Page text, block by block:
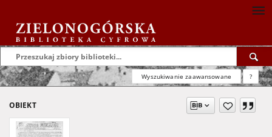
Wyszukiwanie zaawansowane ?
OBIEKT